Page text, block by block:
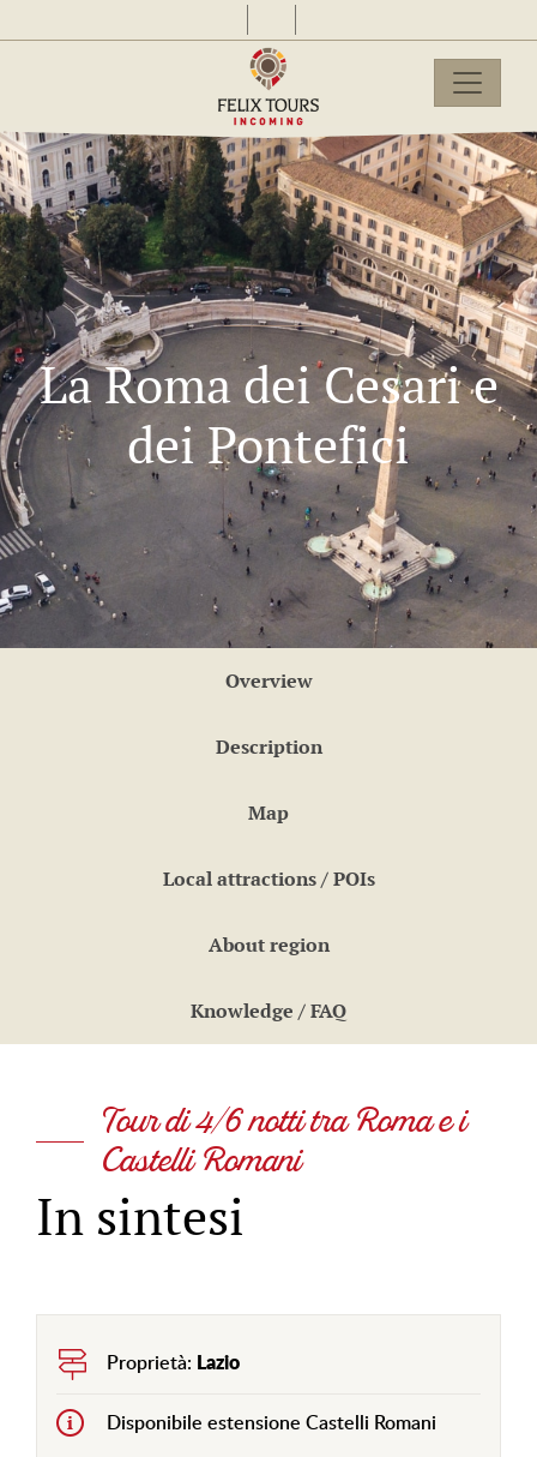
La Roma dei Cesari e
dei Pontefici
Overview
Description
Map
Local attractions / POIs
About region
Knowledge / FAQ
Tour di 4/6 notti tra Roma e i
Castelli Romani
In sintesi
Proprietà: Lazio
Disponibile estensione Castelli Romani